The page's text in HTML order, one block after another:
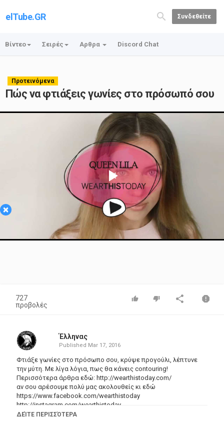
elTube.GR Συνδεθείτε
Βίντεο Σειρές Αρθρα Discord Chat
Προτεινόμενα
Πώς να φτιάξεις γωνίες στο πρόσωπό σου
×
Play
Video
727
προβολές
Έλληνας
Published Mar 17, 2016
Φτιάξε γωνίες στο πρόσωπο σου, κρύψε προγούλι, λέπτυνε
την μύτη. Με λίγα λόγια, πως θα κάνεις contouring!
Περισσότερα άρθρα εδώ: http://wearthistoday.com/
αν σου αρέσουμε πολύ μας ακολουθείς κι εδώ
https://www.facebook.com/wearthistoday
http://instagram.com/wearthistoday
http://www.pinterest.com/wearthistoday
ΔΕΊΤΕ ΠΕΡΙΣΣΌΤΕΡΑ